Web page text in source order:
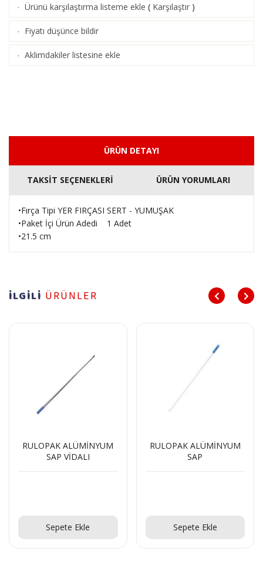
· Ürünü karşılaştırma listeme ekle ( Karşılaştır )
· Fiyatı düşünce bildir
· Aklımdakiler listesine ekle
ÜRÜN DETAYI
TAKSİT SEÇENEKLERİ ÜRÜN YORUMLARI
•Fırça Tipi YER FIRÇASI SERT - YUMUŞAK
•Paket İçi Ürün Adedi 1 Adet
•21.5 cm
İLGİLİ ÜRÜNLER
RULOPAK ALÜMİNYUM
SAP VİDALI
Sepete Ekle
RULOPAK ALÜMİNYUM
SAP
Sepete Ekle